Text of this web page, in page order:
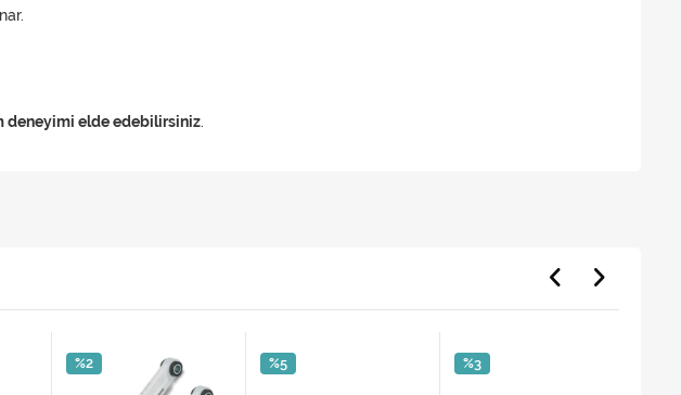
deneyimi elde edebilirsiniz.
%2 %5 %3